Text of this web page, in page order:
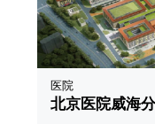
医院
北京医院威海